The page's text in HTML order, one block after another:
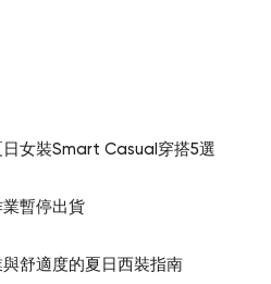
日女裝Smart Casual穿搭5選
業暫停出貨
舒適度的夏日西裝指南